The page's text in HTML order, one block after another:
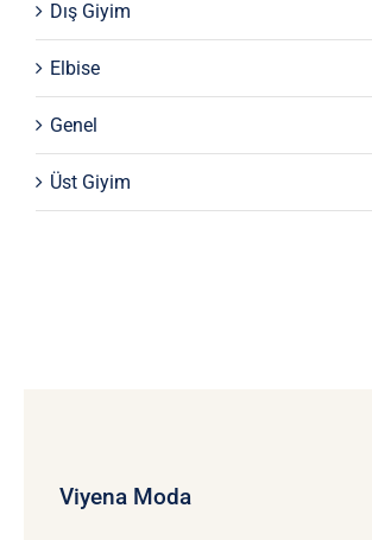
Dış Giyim
Elbise
Genel
Üst Giyim
Viyena Moda